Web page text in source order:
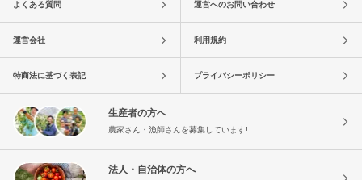
よくある質問 運営へのお問い合わせ
運営会社 利用規約
特商法に基づく表記 プライバシーポリシー
生産者の方へ
農家さん・漁師さんを募集しています!
法人・自治体の方へ